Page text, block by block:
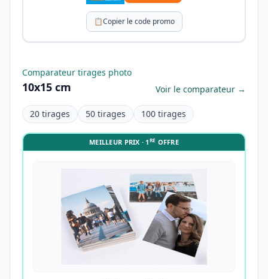
📋Copier le code promo
Comparateur tirages photo
10x15 cm Voir le comparateur →
20 tirages 50 tirages 100 tirages
MEILLEUR PRIX · 1RE OFFRE